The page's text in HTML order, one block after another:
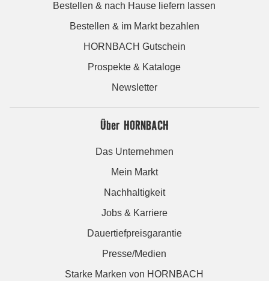
Bestellen & nach Hause liefern lassen
Bestellen & im Markt bezahlen
HORNBACH Gutschein
Prospekte & Kataloge
Newsletter
Über HORNBACH
Das Unternehmen
Mein Markt
Nachhaltigkeit
Jobs & Karriere
Dauertiefpreisgarantie
Presse/Medien
Starke Marken von HORNBACH